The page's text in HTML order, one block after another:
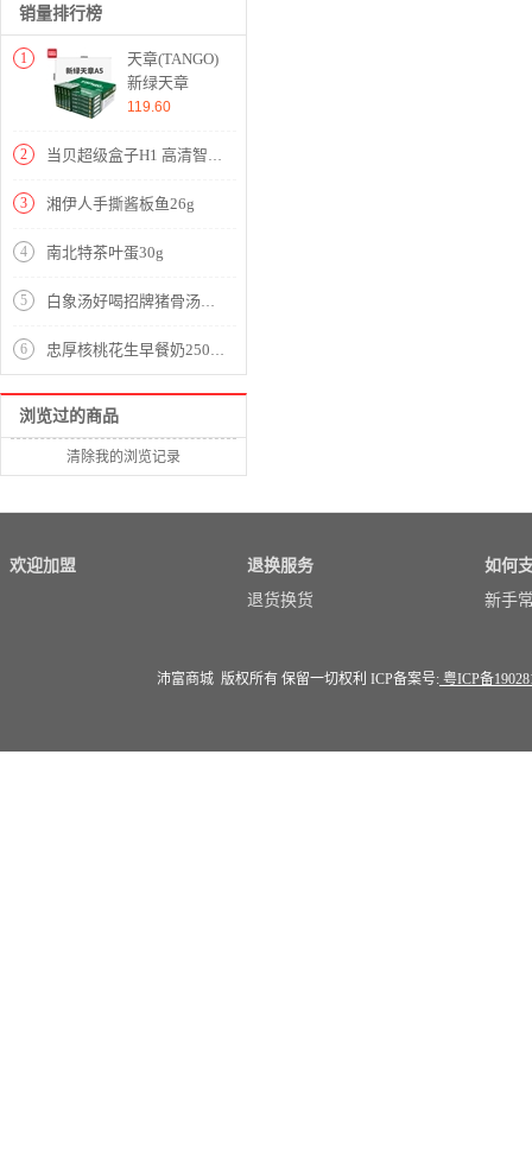
销量排行榜
1
天章(TANGO)
新绿天章
70gA5(14.8cm*21cm)
品质款打印纸
包/箱(5000张)
119.60
2 当贝超级盒子H1 高清智能网络电视盒子机顶盒（双频wifi 2G+16G内存 海思处理器 4K超高清输出 H.265硬解）
3 湘伊人手撕酱板鱼26g
4 南北特茶叶蛋30g
5 白象汤好喝招牌猪骨汤面105.5g
6 忠厚核桃花生早餐奶250ml
浏览过的商品
清除我的浏览记录
欢迎加盟
退换服务
退货换货
如何
新手
沛富商城 版权所有 保留一切权利 ICP备案号: 粤ICP备